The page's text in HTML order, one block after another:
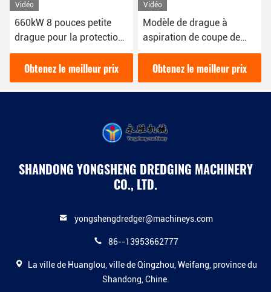
Vidéo
660kW 8 pouces petite
drague pour la protection
de l'environnement de
drague de rivière urbaine
Obtenez le meilleur prix
Vidéo
Modèle de drague à
aspiration de coupe de
tuyaux de 12 pouces avec
une puissance de 200
mètres cubes par heure
Obtenez le meilleur prix
SHANDONG YONGSHENG DREDGING MACHINERY
CO., LTD.
yongshengdredger@machineys.com
86--13953662777
La ville de Huanglou, ville de Qingzhou, Weifang, province du
Shandong, Chine.